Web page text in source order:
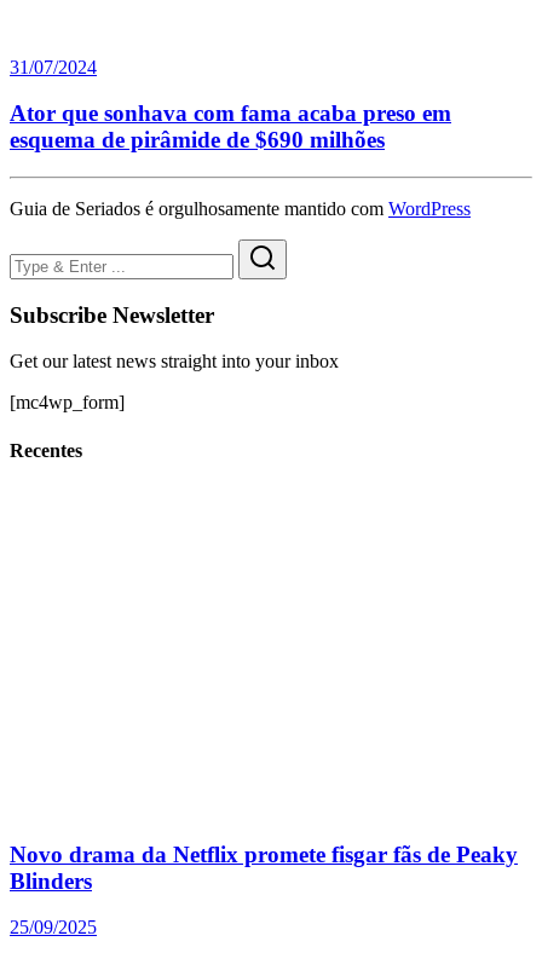
31/07/2024
Ator que sonhava com fama acaba preso em
esquema de pirâmide de $690 milhões
Guia de Seriados é orgulhosamente mantido com WordPress
Subscribe Newsletter
Get our latest news straight into your inbox
[mc4wp_form]
Recentes
Novo drama da Netflix promete fisgar fãs de Peaky
Blinders
25/09/2025